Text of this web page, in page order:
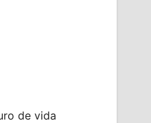
de vida